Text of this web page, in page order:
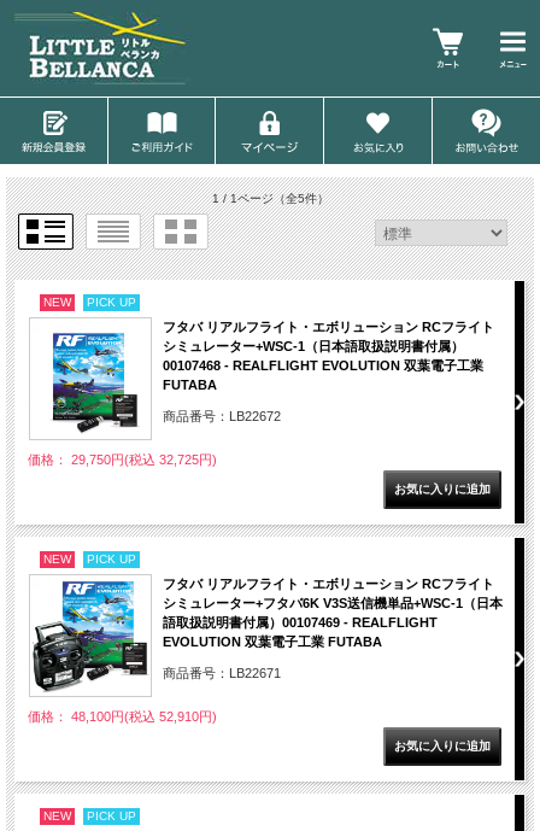
1 / 1ページ（全5件）
NEW PICK UP
フタバ リアルフライト・エボリューション RCフライト
シミュレーター+WSC-1（日本語取扱説明書付属）
00107468 - REALFLIGHT EVOLUTION 双葉電子工業
FUTABA
商品番号：LB22672
価格： 29,750円(税込 32,725円)
NEW PICK UP
フタバ リアルフライト・エボリューション RCフライト
シミュレーター+フタバ6K V3S送信機単品+WSC-1（日本
語取扱説明書付属）00107469 - REALFLIGHT
EVOLUTION 双葉電子工業 FUTABA
商品番号：LB22671
価格： 48,100円(税込 52,910円)
NEW PICK UP